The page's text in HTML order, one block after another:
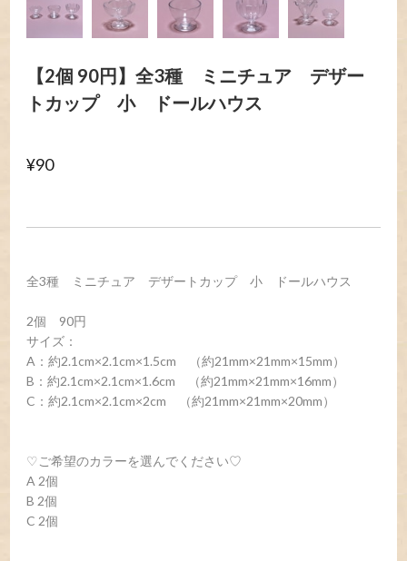
【2個 90円】全3種 ミニチュア デザー
トカップ 小 ドールハウス
¥90
全3種 ミニチュア デザートカップ 小 ドールハウス
2個 90円
サイズ：
A：約2.1cm×2.1cm×1.5cm （約21mm×21mm×15mm）
B：約2.1cm×2.1cm×1.6cm （約21mm×21mm×16mm）
C：約2.1cm×2.1cm×2cm （約21mm×21mm×20mm）
♡ご希望のカラーを選んでください♡
A 2個
B 2個
C 2個